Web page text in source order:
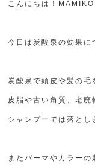
こんにちは！MAMIKO
今日は炭酸泉の効果に
炭酸泉で頭皮や髪の毛
皮脂や古い角質、老廃
シャンプーでは落とし
またパーマやカラーの